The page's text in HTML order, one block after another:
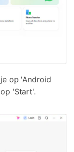
op 'Android
'Start'.